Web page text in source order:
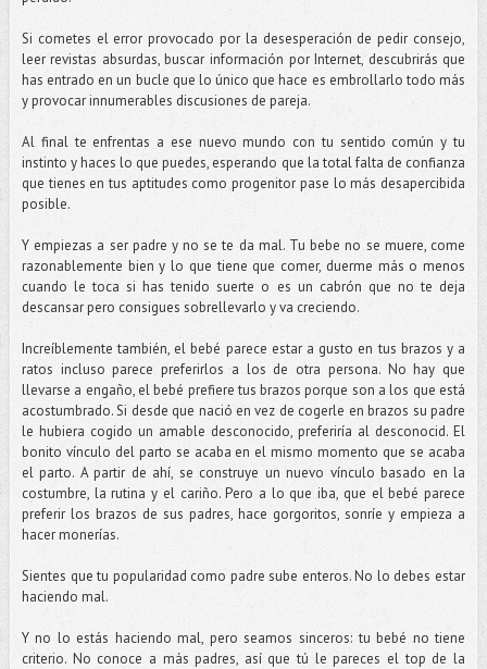
Si cometes el error provocado por la desesperación de pedir consejo,
leer revistas absurdas, buscar información por Internet, descubrirás que
has entrado en un bucle que lo único que hace es embrollarlo todo más
y provocar innumerables discusiones de pareja.
Al final te enfrentas a ese nuevo mundo con tu sentido común y tu
instinto y haces lo que puedes, esperando que la total falta de confianza
que tienes en tus aptitudes como progenitor pase lo más desapercibida
posible.
Y empiezas a ser padre y no se te da mal. Tu bebe no se muere, come
razonablemente bien y lo que tiene que comer, duerme más o menos
cuando le toca si has tenido suerte o es un cabrón que no te deja
descansar pero consigues sobrellevarlo y va creciendo.
Increíblemente también, el bebé parece estar a gusto en tus brazos y a
ratos incluso parece preferirlos a los de otra persona. No hay que
llevarse a engaño, el bebé prefiere tus brazos porque son a los que está
acostumbrado. Si desde que nació en vez de cogerle en brazos su padre
le hubiera cogido un amable desconocido, preferiría al desconocid. El
bonito vínculo del parto se acaba en el mismo momento que se acaba
el parto. A partir de ahí, se construye un nuevo vínculo basado en la
costumbre, la rutina y el cariño. Pero a lo que iba, que el bebé parece
preferir los brazos de sus padres, hace gorgoritos, sonríe y empieza a
hacer monerías.
Sientes que tu popularidad como padre sube enteros. No lo debes estar
haciendo mal.
Y no lo estás haciendo mal, pero seamos sinceros: tu bebé no tiene
criterio. No conoce a más padres, así que tú le pareces el top de la